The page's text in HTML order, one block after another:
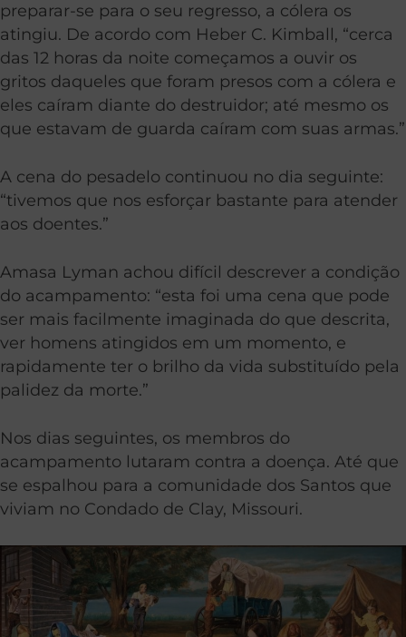
preparar-se para o seu regresso, a cólera os
atingiu. De acordo com Heber C. Kimball, “cerca
das 12 horas da noite começamos a ouvir os
gritos daqueles que foram presos com a cólera e
eles caíram diante do destruidor; até mesmo os
que estavam de guarda caíram com suas armas.”
A cena do pesadelo continuou no dia seguinte:
“tivemos que nos esforçar bastante para atender
aos doentes.”
Amasa Lyman achou difícil descrever a condição
do acampamento: “esta foi uma cena que pode
ser mais facilmente imaginada do que descrita,
ver homens atingidos em um momento, e
rapidamente ter o brilho da vida substituído pela
palidez da morte.”
Nos dias seguintes, os membros do
acampamento lutaram contra a doença. Até que
se espalhou para a comunidade dos Santos que
viviam no Condado de Clay, Missouri.